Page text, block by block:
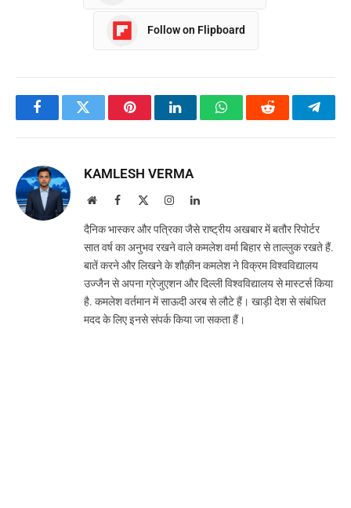
Follow on Flipboard
FacebookTwitter PinterestLinkedInWhatsAppReddit
KAMLESH VERMA
WebsiteFacebook InstagramLinkedIn
दैनिक भास्कर और पत्रिका जैसे राष्ट्रीय अखबार में बतौर रिपोर्टर
सात वर्ष का अनुभव रखने वाले कमलेश वर्मा बिहार से ताल्लुक रखते हैं.
बातें करने और लिखने के शौक़ीन कमलेश ने विक्रम विश्वविद्यालय
उज्जैन से अपना ग्रेजुएशन और दिल्ली विश्वविद्यालय से मास्टर्स किया
है. कमलेश वर्तमान में साऊदी अरब से लौटे हैं। खाड़ी देश से संबंधित
मदद के लिए इनसे संपर्क किया जा सकता हैं।